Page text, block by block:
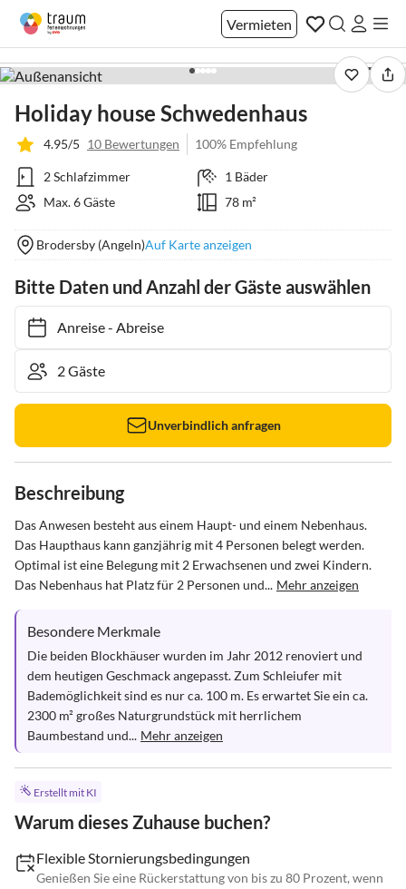
Vermieten
1 / 25
Holiday house Schwedenhaus
4.95/5 10 Bewertungen 100% Empfehlung
2 Schlafzimmer
1 Bäder
Max. 6 Gäste
78 m²
Brodersby (Angeln)Auf Karte anzeigen
Bitte Daten und Anzahl der Gäste auswählen
Anreise- Abreise
Unverbindlich anfragen
Beschreibung
Das Anwesen besteht aus einem Haupt- und einem Nebenhaus.
Das Haupthaus kann ganzjährig mit 4 Personen belegt werden.
Optimal ist eine Belegung mit 2 Erwachsenen und zwei Kindern.
Das Nebenhaus hat Platz für 2 Personen und... Mehr anzeigen
Besondere Merkmale
Die beiden Blockhäuser wurden im Jahr 2012 renoviert und
dem heutigen Geschmack angepasst. Zum Schleiufer mit
Bademöglichkeit sind es nur ca. 100 m. Es erwartet Sie ein ca.
2300 m² großes Naturgrundstück mit herrlichem
Baumbestand und... Mehr anzeigen
Erstellt mit KI
Warum dieses Zuhause buchen?
Flexible Stornierungsbedingungen
Genießen Sie eine Rückerstattung von bis zu 80 Prozent, wenn